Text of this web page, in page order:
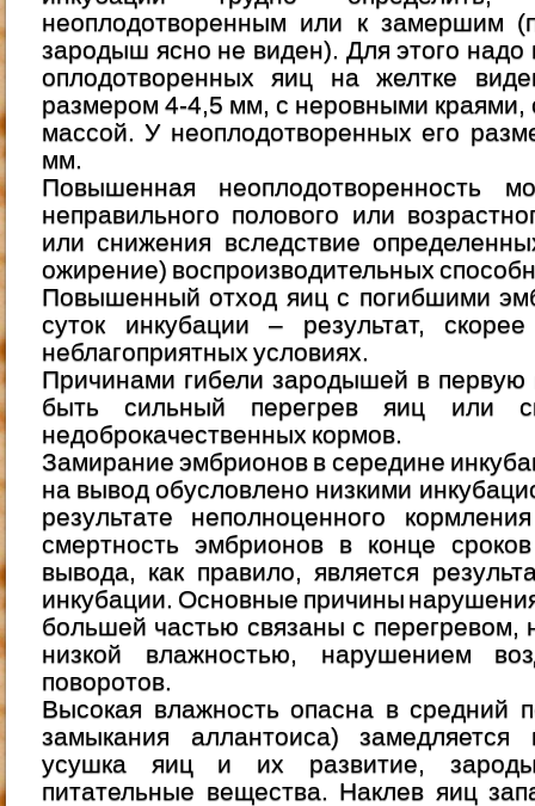
неоплодотворенным или к замершим
зародыш ясно не виден). Для этого надо
оплодотворенных яиц на желтке
размером 4-4,5 мм, с неровными краями,
массой. У неоплодотворенных его
мм.
Повышенная неоплодотворенность
неправильного полового или
или снижения вследствие
ожирение) воспроизводительных
Повышенный отход яиц с погибшими
суток инкубации – результат,
неблагоприятных условиях.
Причинами гибели зародышей в первую
быть сильный перегрев яиц или
недоброкачественных кормов.
Замирание эмбрионов в середине
на вывод обусловлено низкими
результате неполноценного
смертность эмбрионов в конце
вывода, как правило, является
инкубации. Основные причины
большей частью связаны с перегревом,
низкой влажностью, нарушением
поворотов.
Высокая влажность опасна в средний
замыкания аллантоиса)
усушка яиц и их развитие,
питательные вещества. Наклев яиц